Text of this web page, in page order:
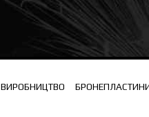
ВИРОБНИЦТВО